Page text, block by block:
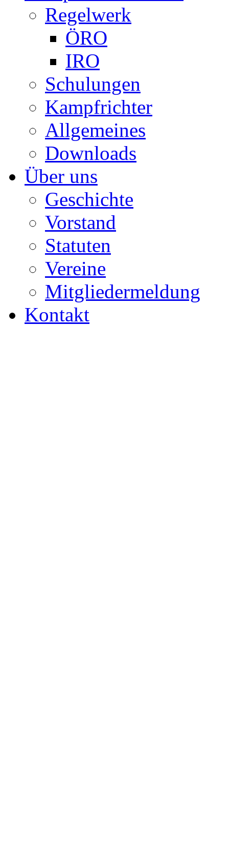
Regelwerk
ÖRO
IRO
Schulungen
Kampfrichter
Allgemeines
Downloads
Über uns
Geschichte
Vorstand
Statuten
Vereine
Mitgliedermeldung
Kontakt